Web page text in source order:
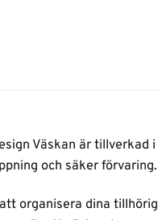
Väskan är
och säker
organisera dina